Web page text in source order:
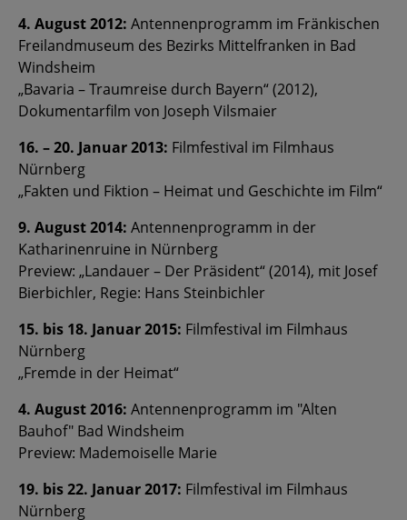
4. August 2012: Antennenprogramm im Fränkischen
Freilandmuseum des Bezirks Mittelfranken in Bad
Windsheim
„Bavaria – Traumreise durch Bayern“ (2012),
Dokumentarfilm von Joseph Vilsmaier
16. – 20. Januar 2013: Filmfestival im Filmhaus
Nürnberg
„Fakten und Fiktion – Heimat und Geschichte im Film“
9. August 2014: Antennenprogramm in der
Katharinenruine in Nürnberg
Preview: „Landauer – Der Präsident“ (2014), mit Josef
Bierbichler, Regie: Hans Steinbichler
15. bis 18. Januar 2015: Filmfestival im Filmhaus
Nürnberg
„Fremde in der Heimat“
4. August 2016: Antennenprogramm im "Alten
Bauhof" Bad Windsheim
Preview: Mademoiselle Marie
19. bis 22. Januar 2017: Filmfestival im Filmhaus
Nürnberg